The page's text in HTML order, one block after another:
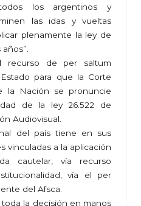
los argentinos y
las idas y vueltas
plenamente la ley de
recurso de per saltum
para que la Corte
la Nación se pronuncie
de la ley 26.522 de
Audiovisual.
del país tiene en sus
vinculadas a la aplicación
cautelar, vía recurso
vía el per
del Afsca.
la decisión en manos